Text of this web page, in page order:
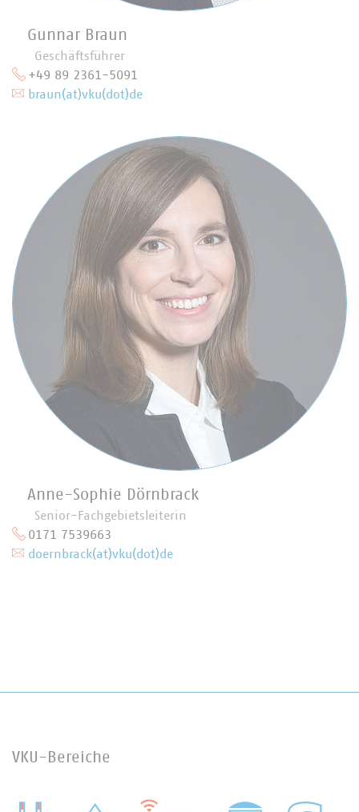
Gunnar Braun
Geschäftsführer
+49 89 2361-5091
braun(at)vku(dot)de
Anne-Sophie Dörnbrack
Senior-Fachgebietsleiterin
0171 7539663
doernbrack(at)vku(dot)de
VKU-Bereiche